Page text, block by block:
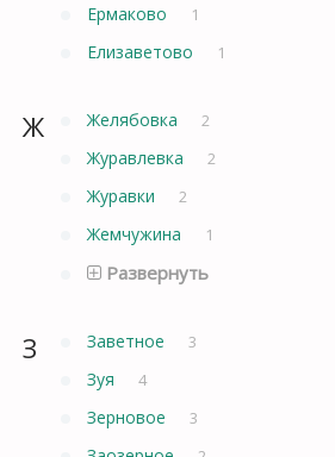
Ермаково 1
Елизаветово 1
Ж Желябовка 2
Журавлевка 2
Журавки 2
Жемчужина 1
Развернуть
З Заветное 3
Зуя 4
Зерновое 3